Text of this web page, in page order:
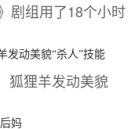
剧组用了18个小时
狐狸羊发动美貌